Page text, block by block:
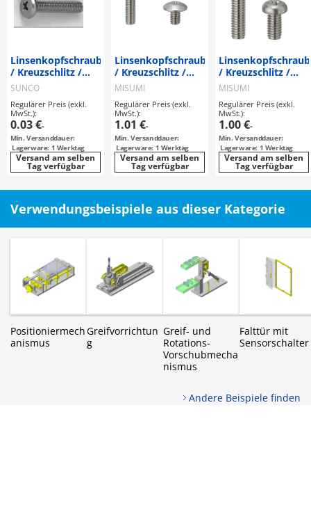
Linsenkopfschrauben
/ Kreuzschlitz /
Material wählbar /
wählbar / CSPBD
SUNCO
Regulärer Preis (exkl.
MwSt.):
0.03 €-
Min. Versanddauer:
Lagerware: 1 Werktag
Versand am selben
Tag verfügbar
Linsenkopfschrauben
/ Kreuzschlitz /
Stahl, rostfreier
unbehandelt,
verzinkt
MISUMI
Regulärer Preis (exkl.
MwSt.):
1.01 €-
Min. Versanddauer:
Lagerware: 1 Werktag
Versand am selben
Tag verfügbar
/ Kreuzschlitz /
Stahl / rostfreier
MISUMI
Regulärer Preis (exkl.
MwSt.):
1.00 €-
Min. Versanddauer:
Lagerware: 1 Werktag
Versand am selben
Tag verfügbar
Verwendungsbeispiele aus dieser Kategorie
Positioniermech
anismus
Greifvorrichtun
g
Greif- und
Rotations-
Vorschubmecha
nismus
Falttür mit
Sensorschalter
Andere Beispiele finden